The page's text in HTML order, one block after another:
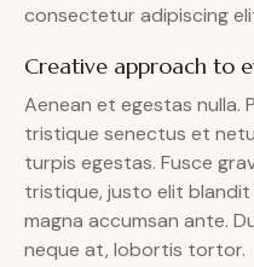
consectetur adipiscing
Creative approach to
Aenean et egestas nulla.
tristique senectus et
turpis egestas. Fusce
tristique, justo elit blandit
magna accumsan ante.
neque at, lobortis tortor.